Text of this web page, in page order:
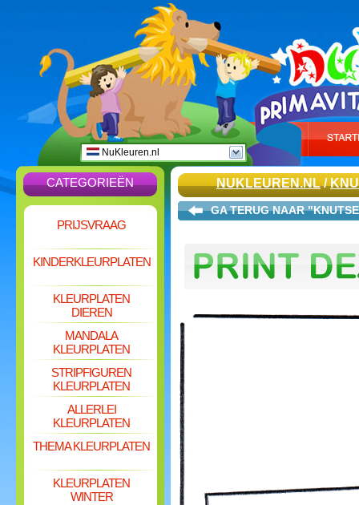
NuKleuren.nl
CATEGORIEËN
PRIJSVRAAG
KINDERKLEURPLATEN
KLEURPLATEN
DIEREN
MANDALA
KLEURPLATEN
STRIPFIGUREN
KLEURPLATEN
ALLERLEI
KLEURPLATEN
THEMA KLEURPLATEN
KLEURPLATEN
WINTER
NUKLEUREN.NL/
GA TERUG NAAR